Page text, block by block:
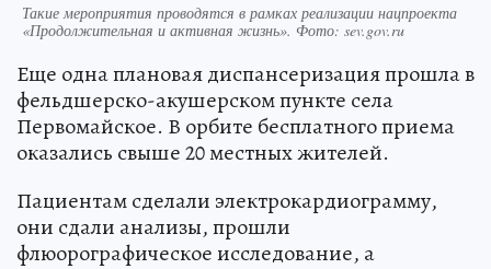
Такие мероприятия проводятся в рамках реализации нацпроекта
«Продолжительная и активная жизнь». Фото: sev.gov.ru
Еще одна плановая диспансеризация прошла в
фельдшерско-акушерском пункте села
Первомайское. В орбите бесплатного приема
оказались свыше 20 местных жителей.
Пациентам сделали электрокардиограмму,
они сдали анализы, прошли
флюорографическое исследование, а